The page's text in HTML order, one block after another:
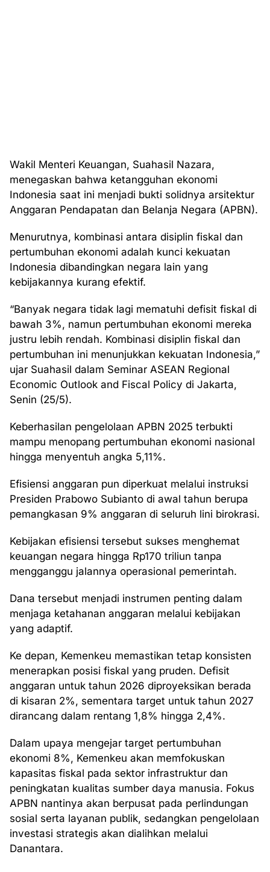
Wakil Menteri Keuangan, Suahasil Nazara,
menegaskan bahwa ketangguhan ekonomi
Indonesia saat ini menjadi bukti solidnya arsitektur
Anggaran Pendapatan dan Belanja Negara (APBN).
Menurutnya, kombinasi antara disiplin fiskal dan
pertumbuhan ekonomi adalah kunci kekuatan
Indonesia dibandingkan negara lain yang
kebijakannya kurang efektif.
“Banyak negara tidak lagi mematuhi defisit fiskal di
bawah 3%, namun pertumbuhan ekonomi mereka
justru lebih rendah. Kombinasi disiplin fiskal dan
pertumbuhan ini menunjukkan kekuatan Indonesia,”
ujar Suahasil dalam Seminar ASEAN Regional
Economic Outlook and Fiscal Policy di Jakarta,
Senin (25/5).
Keberhasilan pengelolaan APBN 2025 terbukti
mampu menopang pertumbuhan ekonomi nasional
hingga menyentuh angka 5,11%.
Efisiensi anggaran pun diperkuat melalui instruksi
Presiden Prabowo Subianto di awal tahun berupa
pemangkasan 9% anggaran di seluruh lini birokrasi.
Kebijakan efisiensi tersebut sukses menghemat
keuangan negara hingga Rp170 triliun tanpa
mengganggu jalannya operasional pemerintah.
Dana tersebut menjadi instrumen penting dalam
menjaga ketahanan anggaran melalui kebijakan
yang adaptif.
Ke depan, Kemenkeu memastikan tetap konsisten
menerapkan posisi fiskal yang pruden. Defisit
anggaran untuk tahun 2026 diproyeksikan berada
di kisaran 2%, sementara target untuk tahun 2027
dirancang dalam rentang 1,8% hingga 2,4%.
Dalam upaya mengejar target pertumbuhan
ekonomi 8%, Kemenkeu akan memfokuskan
kapasitas fiskal pada sektor infrastruktur dan
peningkatan kualitas sumber daya manusia. Fokus
APBN nantinya akan berpusat pada perlindungan
sosial serta layanan publik, sedangkan pengelolaan
investasi strategis akan dialihkan melalui
Danantara.